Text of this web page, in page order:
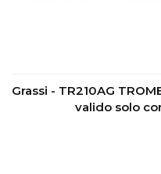
Grassi - TR210AG
valido solo